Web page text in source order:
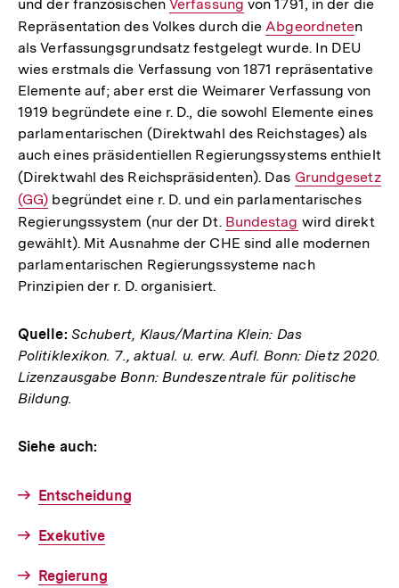
Link:
und der französischen Interner
Link:
Verfassung von 1791, in der die
Repräsentation des Volkes durch dieInterner
Link:
Abgeordneten
als Verfassungsgrundsatz festgelegt wurde. In DEU
wies erstmals die Verfassung von 1871 repräsentative
Elemente auf; aber erst die Weimarer Verfassung von
1919 begründete eine r. D., die sowohl Elemente eines
parlamentarischen (Direktwahl des Reichstages) als
auch eines präsidentiellen Regierungssystems enthielt
(Direktwahl des Reichspräsidenten). Das Interner
Link:
Grundgesetz
(GG) begründet eine r. D. und ein parlamentarisches
Regierungssystem (nur der Dt. Interner
Link:
Bundestag wird direkt
gewählt). Mit Ausnahme der CHE sind alle modernen
parlamentarischen Regierungssysteme nach
Prinzipien der r. D. organisiert.
Quelle: Schubert, Klaus/Martina Klein: Das
Politiklexikon. 7., aktual. u. erw. Aufl. Bonn: Dietz 2020.
Lizenzausgabe Bonn: Bundeszentrale für politische
Bildung.
Siehe auch:
Entscheidung
Exekutive
Regierung